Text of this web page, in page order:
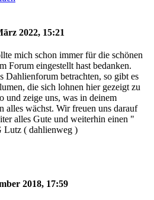
2022, 15:21
mich schon immer für die schönen
Forum eingestellt hast bedanken.
Dahlienforum betrachten, so gibt es
die sich lohnen hier gezeigt zu
und zeige uns, was in deinem
alles wächst. Wir freuen uns darauf
alles Gute und weiterhin einen "
Lutz ( dahlienweg )
2018, 17:59